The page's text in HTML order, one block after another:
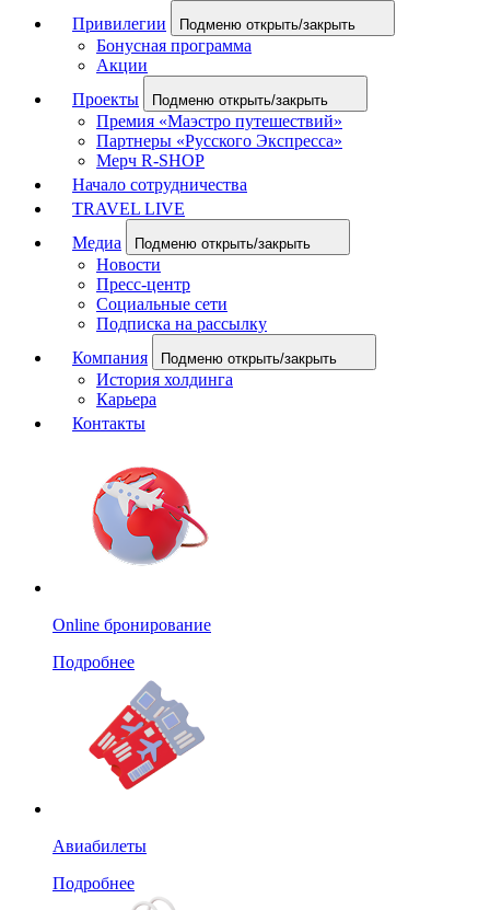
Привилегии
Подменю открыть/закрыть
Бонусная программа
Акции
Проекты
Подменю открыть/закрыть
Премия «Маэстро путешествий»
Партнеры «Русского Экспресса»
Мерч R-SHOP
Начало сотрудничества
TRAVEL LIVE
Медиа
Подменю открыть/закрыть
Новости
Пресс-центр
Социальные сети
Подписка на рассылку
Компания
Подменю открыть/закрыть
История холдинга
Карьера
Контакты
Online бронирование
Подробнее
Авиабилеты
Подробнее